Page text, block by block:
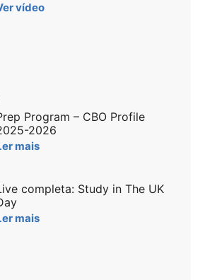
vídeo
Program – CBO Profile
2026
mais
completa: Study in The UK
mais